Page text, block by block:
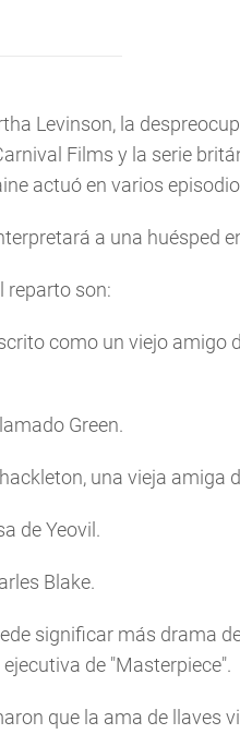
Levinson, la
Films y la serie
actuó en varios
a una huésped
reparto son:
como un viejo
Green.
una vieja amiga
de Yeovil.
Blake.
significar más drama
de "Masterpiece".
que la ama de llaves